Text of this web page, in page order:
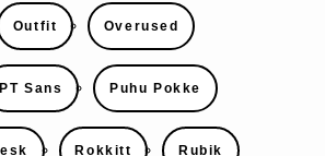
Outfit Overused
PT Sans Puhu Pokke
Rokkitt Rubik